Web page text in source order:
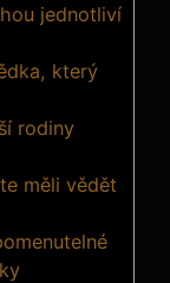
jednotliví
který
rodiny
měli vědět